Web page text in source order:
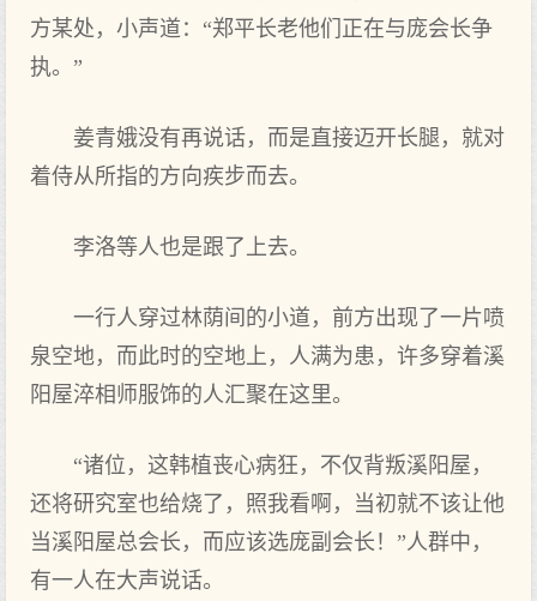
方某处，小声道：“郑平长老他们正在与庞会长争
执。”
姜青娥没有再说话，而是直接迈开长腿，就对
着侍从所指的方向疾步而去。
李洛等人也是跟了上去。
一行人穿过林荫间的小道，前方出现了一片喷
泉空地，而此时的空地上，人满为患，许多穿着溪
阳屋淬相师服饰的人汇聚在这里。
“诸位，这韩植丧心病狂，不仅背叛溪阳屋，
还将研究室也给烧了，照我看啊，当初就不该让他
当溪阳屋总会长，而应该选庞副会长！”人群中，
有一人在大声说话。